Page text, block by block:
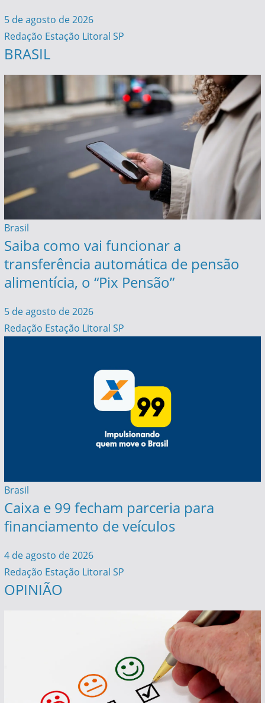
5 de agosto de 2026
Redação Estação Litoral SP
BRASIL
Brasil
Saiba como vai funcionar a
transferência automática de pensão
alimentícia, o “Pix Pensão”
5 de agosto de 2026
Redação Estação Litoral SP
Brasil
Caixa e 99 fecham parceria para
financiamento de veículos
4 de agosto de 2026
Redação Estação Litoral SP
OPINIÃO